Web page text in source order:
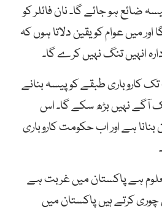
ضائع ہو جائے گا۔ نان فائلر کو
میں عوام کو یقین دلاتا ہوں کہ
انہیں تنگ نہیں کرے گا۔
کاروباری طبقے کو پیسہ بنانے
آگے نہیں بڑھ سکے گا۔ اس
بنانا ہے اور اب حکومت کاروباری
ہے پاکستان میں غربت ہے
کرتے ہیں پاکستان میں